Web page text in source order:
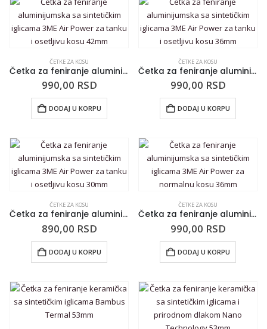
ČETKE ZA KOSU
Četka za feniranje aluminijumska sa sintetičkim iglicama 3ME Air Power za tanku i osetljivu kosu 42mm
990,00 RSD
DODAJ U KORPU
ČETKE ZA KOSU
Četka za feniranje aluminijumska sa sintetičkim iglicama 3ME Air Power za tanku i osetljivu kosu 36mm
990,00 RSD
DODAJ U KORPU
ČETKE ZA KOSU
Četka za feniranje aluminijumska sa sintetičkim iglicama 3ME Air Power za tanku i osetljivu kosu 30mm
890,00 RSD
DODAJ U KORPU
ČETKE ZA KOSU
Četka za feniranje aluminijumska sa sintetičkim iglicama 3ME Air Power za normalnu kosu 36mm
990,00 RSD
DODAJ U KORPU